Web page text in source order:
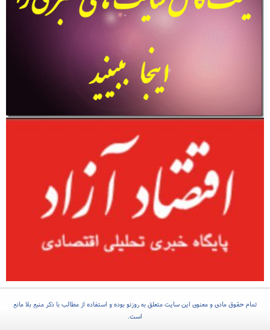
تمام حقوق مادی و معنوی این سایت متعلق به روزنو بوده و استفاده از مطالب با ذکر منبع بلا مانع
است.